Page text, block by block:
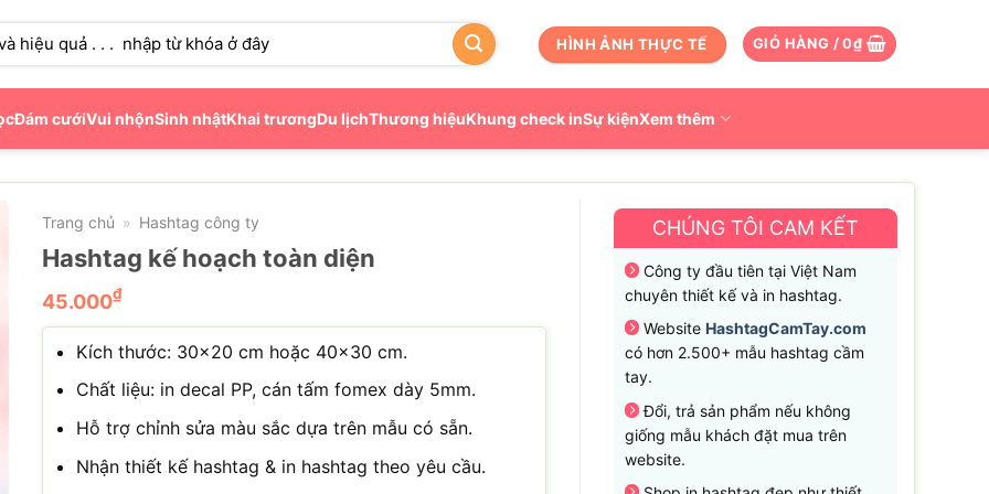
HÌNH ẢNH THỰC TẾ GIỎ HÀNG /0₫
Đám cướiVui nhộnSinh nhậtKhai trươngDu lịchThương hiệuKhung check inSự kiệnXem thêm
Trang chủ » Hashtag công ty
Hashtag kế hoạch toàn diện
45.000₫
Kích thước: 30×20 cm hoặc 40×30 cm.
Chất liệu: in decal PP, cán tấm fomex dày 5mm.
Hỗ trợ chỉnh sửa màu sắc dựa trên mẫu có sẵn.
Nhận thiết kế hashtag & in hashtag theo yêu cầu.
CHÚNG TÔI CAM KẾT
Công ty đầu tiên tại Việt Nam
chuyên thiết kế và in hashtag.
Website HashtagCamTay.com
có hơn 2.500+ mẫu hashtag cầm
tay.
Đổi, trả sản phẩm nếu không
giống mẫu khách đặt mua trên
website.